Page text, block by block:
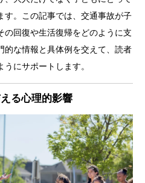
す。この記事では、交通事故が子
の回復や生活復帰をどのように支
的な情報と具体例を交えて、読者
にサポートします。
る心理的影響